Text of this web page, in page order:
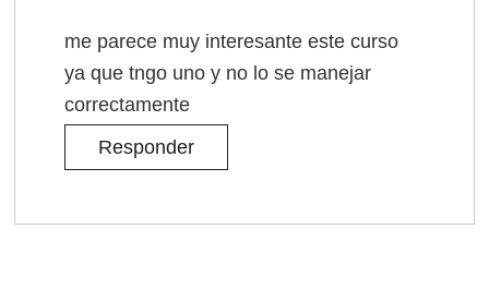
me parece muy interesante este curso
ya que tngo uno y no lo se manejar
correctamente
Responder